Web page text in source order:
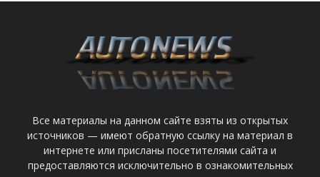
Все материалы на данном сайте взяты из открытых
источников — имеют обратную ссылку на материал в
интернете или присланы посетителями сайта и
предоставляются исключительно в ознакомительных